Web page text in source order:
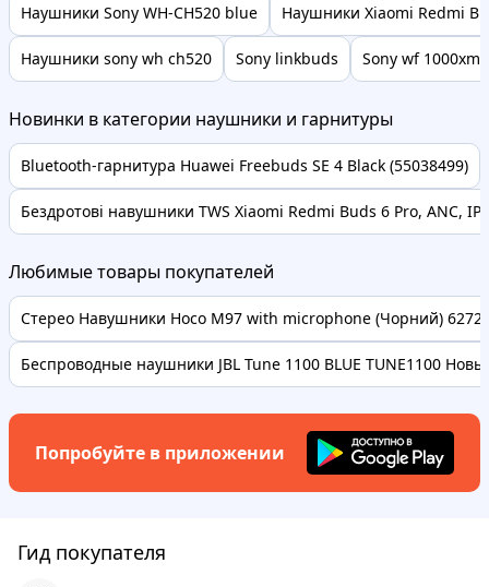
Наушники Sony WH-CH520 blue Наушники Xiaomi Redmi
Наушники sony wh ch520 Sony linkbuds Sony wf 1000xm3
Новинки в категории наушники и гарнитуры
Bluetooth-гарнитура Huawei Freebuds SE 4 Black (55038499)
Бездротові навушники TWS Xiaomi Redmi Buds 6 Pro, ANC,
Любимые товары покупателей
Стерео Навушники Hoco M97 with microphone (Чорний)
Беспроводные наушники JBL Tune 1100 BLUE TUNE1100
Попробуйте в приложении
Гид покупателя